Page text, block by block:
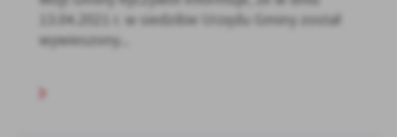
13.04.2021 r. w siedzibie Urzędu Gminy został
wywieszony...